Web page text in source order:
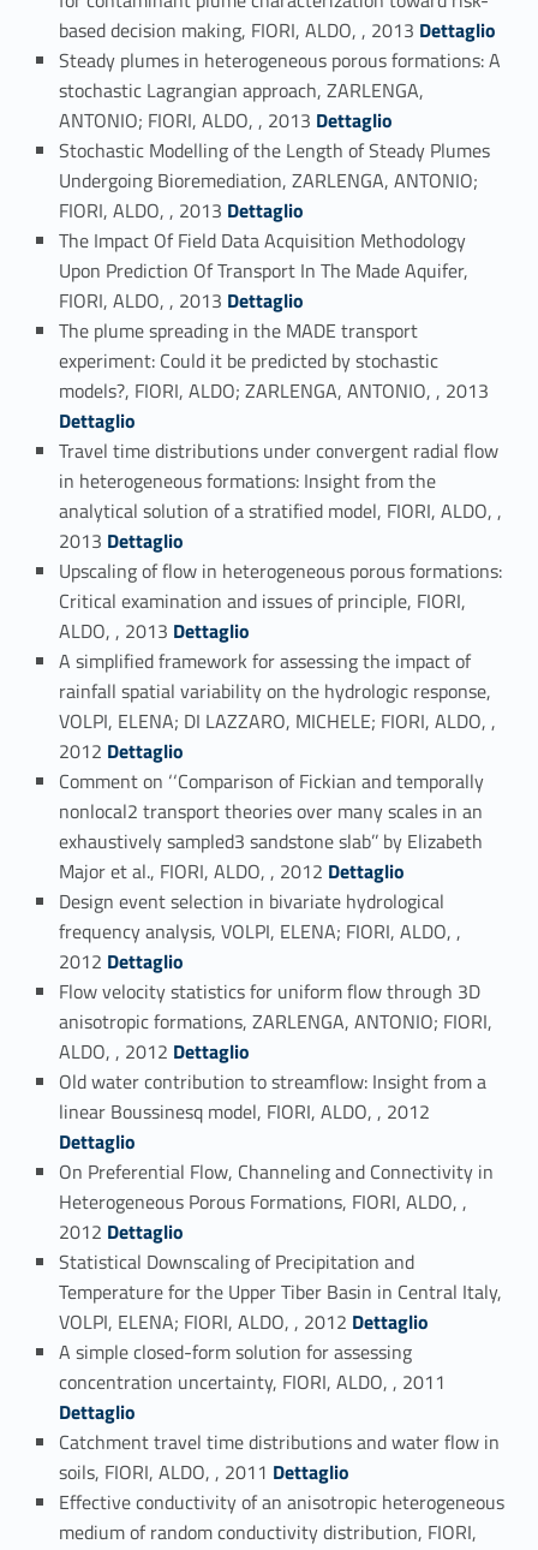
based decision making, FIORI, ALDO, , 2013 Link identifier #identifier_person_137199-90
Dettaglio
Steady plumes in heterogeneous porous formations: A
stochastic Lagrangian approach, ZARLENGA,
ANTONIO; FIORI, ALDO, , 2013 Link identifier #identifier_person_17715-91
Dettaglio
Stochastic Modelling of the Length of Steady Plumes
Undergoing Bioremediation, ZARLENGA, ANTONIO;
FIORI, ALDO, , 2013 Link identifier #identifier_person_177416-92
Dettaglio
The Impact Of Field Data Acquisition Methodology
Upon Prediction Of Transport In The Made Aquifer,
FIORI, ALDO, , 2013 Link identifier #identifier_person_86078-93
Dettaglio
The plume spreading in the MADE transport
experiment: Could it be predicted by stochastic
models?, FIORI, ALDO; ZARLENGA, ANTONIO, , 2013
Dettaglio
Travel time distributions under convergent radial flow
in heterogeneous formations: Insight from the
analytical solution of a stratified model, FIORI, ALDO, ,
2013 Link identifier #identifier_person_118525-95
Dettaglio
Upscaling of flow in heterogeneous porous formations:
Critical examination and issues of principle, FIORI,
ALDO, , 2013 Link identifier #identifier_person_24928-96
Dettaglio
A simplified framework for assessing the impact of
rainfall spatial variability on the hydrologic response,
VOLPI, ELENA; DI LAZZARO, MICHELE; FIORI, ALDO, ,
2012 Link identifier #identifier_person_55954-97
Dettaglio
Comment on ‘‘Comparison of Fickian and temporally
nonlocal2 transport theories over many scales in an
exhaustively sampled3 sandstone slab’’ by Elizabeth
Major et al., FIORI, ALDO, , 2012 Link identifier #identifier_person_176351-98
Dettaglio
Design event selection in bivariate hydrological
frequency analysis, VOLPI, ELENA; FIORI, ALDO, ,
2012 Link identifier #identifier_person_35049-99
Dettaglio
Flow velocity statistics for uniform flow through 3D
anisotropic formations, ZARLENGA, ANTONIO; FIORI,
ALDO, , 2012 Link identifier #identifier_person_91261-100
Dettaglio
Old water contribution to streamflow: Insight from a
linear Boussinesq model, FIORI, ALDO, , 2012
Dettaglio
On Preferential Flow, Channeling and Connectivity in
Heterogeneous Porous Formations, FIORI, ALDO, ,
2012 Link identifier #identifier_person_42661-102
Dettaglio
Statistical Downscaling of Precipitation and
Temperature for the Upper Tiber Basin in Central Italy,
VOLPI, ELENA; FIORI, ALDO, , 2012 Link identifier #identifier_person_172040-103
Dettaglio
A simple closed-form solution for assessing
concentration uncertainty, FIORI, ALDO, , 2011
Dettaglio
Catchment travel time distributions and water flow in
soils, FIORI, ALDO, , 2011 Link identifier #identifier_person_14570-105
Dettaglio
Effective conductivity of an anisotropic heterogeneous
medium of random conductivity distribution, FIORI,